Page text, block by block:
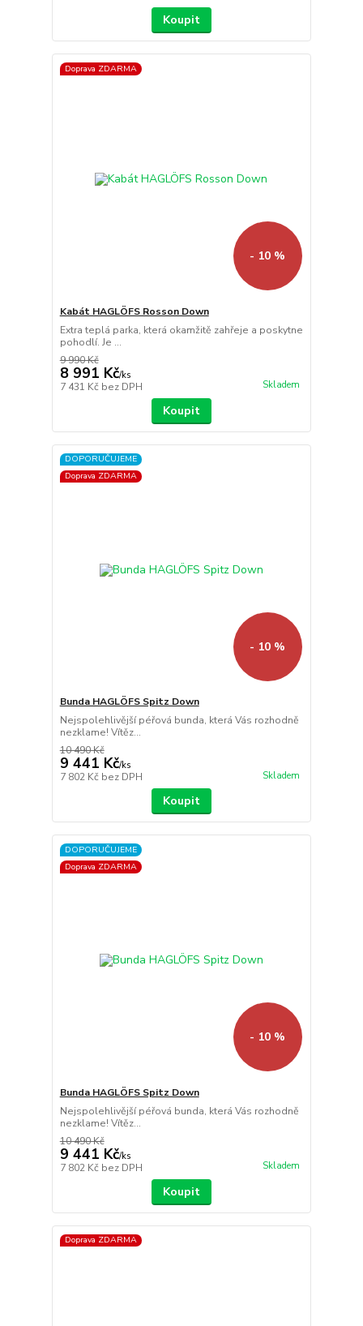
Koupit
Doprava ZDARMA
- 10 %
Kabát HAGLÖFS Rosson Down
Extra teplá parka, která okamžitě zahřeje a poskytne
pohodlí. Je ...
9 990 Kč
8 991 Kč/ks
7 431 Kč bez DPH Skladem
Koupit
DOPORUČUJEME
Doprava ZDARMA
- 10 %
Bunda HAGLÖFS Spitz Down
Nejspolehlivější péřová bunda, která Vás rozhodně
nezklame! Vítěz...
10 490 Kč
9 441 Kč/ks
7 802 Kč bez DPH Skladem
Koupit
DOPORUČUJEME
Doprava ZDARMA
- 10 %
Bunda HAGLÖFS Spitz Down
Nejspolehlivější péřová bunda, která Vás rozhodně
nezklame! Vítěz...
10 490 Kč
9 441 Kč/ks
7 802 Kč bez DPH Skladem
Koupit
Doprava ZDARMA